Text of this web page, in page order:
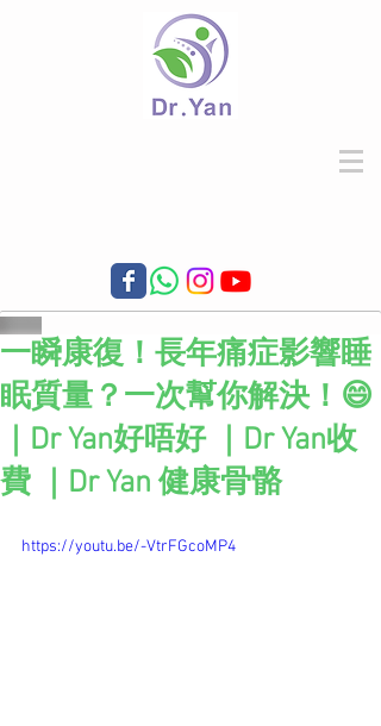
一瞬康復！長年痛症影響睡
眠質量？一次幫你解決！😄
｜Dr Yan好唔好 ｜Dr Yan收
費 ｜Dr Yan 健康骨骼
https://youtu.be/-VtrFGcoMP4